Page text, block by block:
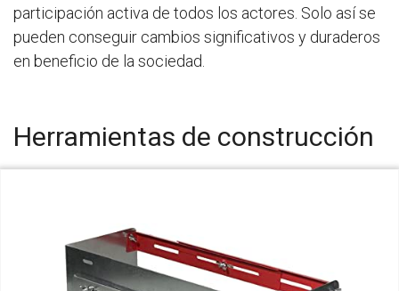
participación activa de todos los actores. Solo así se
pueden conseguir cambios significativos y duraderos
en beneficio de la sociedad.
Herramientas de construcción